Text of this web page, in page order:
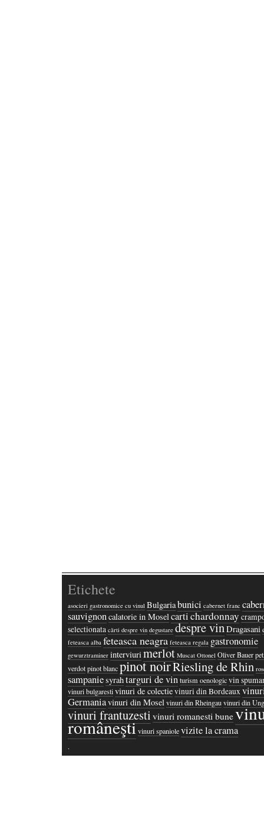
Etichete
asocieri gastronomice cu vinul Bulgariabunici cabernet franc
sauvignoncalatorie in Mosel cartichardonnay
selectionata cărti despre vin degustare despre vinDragasani
feteasca alba feteasca neagra feteasca regala gastronomie
gewurztraminer interviuri merlot Muscat Ottonel Oliver Bauer
verdotpinot blancpinot noirRiesling de Rhin
sampaniesyrahtarguri de vinturism oenologicvin
vinuri bulgarestivinuri de colectievinuri din Bordeaux
Germaniavinuri din Mosel vinuri din Rheingauvinuri din
vinuri frantuzesti vinuri romanesti bune
româneştivinuri spaniolevizite la crama
·